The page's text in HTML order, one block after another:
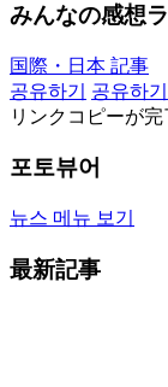
みんなの感想
国際・日本 記事
공유하기
공유하기
リンクコピーが完
포토뷰어
뉴스 메뉴 보기
最新記事